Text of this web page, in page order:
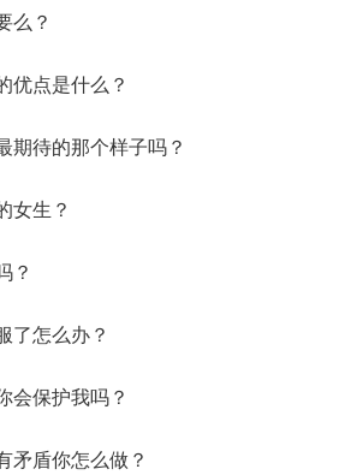
么？
优点是什么？
期待的那个样子吗？
女生？
？
了怎么办？
会保护我吗？
矛盾你怎么做？